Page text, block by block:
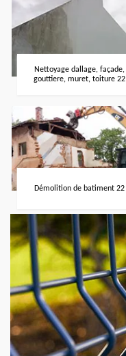
Nettoyage dallage, façade,
gouttiere, muret, toiture 22
Démolition de batiment 22